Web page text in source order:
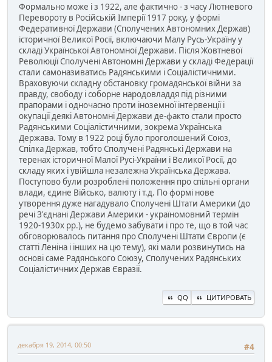
Формально може і з 1922, але фактично - з часу Лютневого
Перевороту в Російській Імперії 1917 року, у формі
Федеративної Держави (Сполучених Автономних Держав)
історичної Великої Росії, включаючи Малу Русь-Україну у
складі Української Автономної Держави. Після Жовтневої
Революції Сполучені Автономні Держави у складі Федерації
стали самоназиватись Радянськими і Соціалістичними.
Враховуючи складну обстановку громадянської війни за
правду, свободу і соборне народовладдя під різними
прапорами і одночасно проти іноземної інтервенції і
окупації деякі Автономні Держави де-факто стали просто
Радянськими Соціалістичними, зокрема Українська
Держава. Тому в 1922 році було проголошений Союз,
Спілка Держав, тобто Сполучені Радянські Держави на
теренах історичної Малої Русі-України і Великої Росії, до
складу яких і увійшла незалежна Українська Держава.
Поступово були розроблені положення про спільні органи
влади, єдине Військо, валюту і т.д. По формі нове
утворення дуже нагадувало Сполучені Штати Америки (до
речі З'єднані Держави Америки - україномовний термін
1920-1930х рр.), не будемо забувати і про те, що в той час
обговорювалось питання про Сполучені Штати Європи (є
статті Леніна і інших на цю тему), які мали розвинутись на
основі саме Радянського Союзу, Сполучених Радянських
Соціалістичних Держав Євразії.
QQ ЦИТИРОВАТЬ
#4
декабря 19, 2014, 00:50